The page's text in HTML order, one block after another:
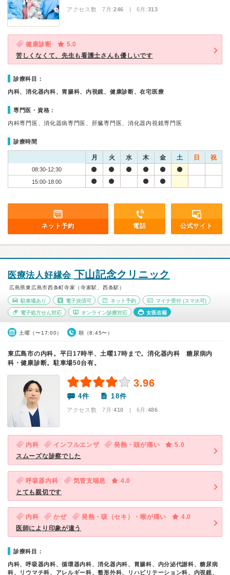
アクセス数 7月:246 | 6月:313
健康診断
5.0
苦しくなくて、先生も看護士さんも優しいです
診療科目：
内科、消化器内科、胃腸科、内視鏡、健康診断、在宅医療
専門医・資格：
内科専門医、消化器病専門医、肝臓専門医、消化器内視鏡専門医
診療時間
月 火 水 木 金 土 日 祝
08:30-12:30
15:00-18:00
ネット予約 電話 公式サイト
医療法人好縁会 下山記念クリニック
広島県東広島市西条町寺家（寺家駅、西条駅）
駐車場あり 電子決済可 ネット予約 マイナ受付 (スマホ可)
電子処方せん対応 オンライン診療対応 女医在籍
土曜（〜17:00） 朝（8:45〜）
東広島市の内科。平日17時半、土曜17時まで。消化器内科 糖尿病内
科・健康診断。駐車場50台有。
3.96
4件 18件
アクセス数 7月:410 | 6月:486
内科 インフルエンザ 発熱・頭が痛い
5.0
スムーズな診察でした
呼吸器内科 気管支喘息
4.0
とても親切です
内科 かぜ 発熱・咳（セキ）・喉が痛い
4.0
医師により印象が違う
診療科目：
内科、呼吸器内科、循環器内科、消化器内科、胃腸科、内分泌代謝科、糖尿病
科、リウマチ科、アレルギー科、整形外科、リハビリテーション科、内視鏡、